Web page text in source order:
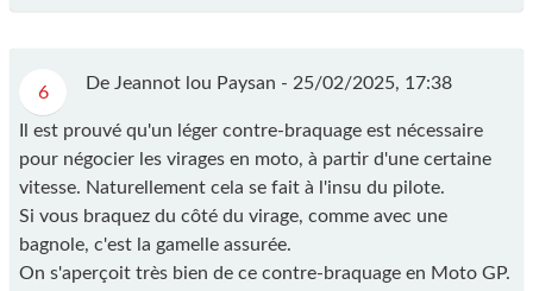
6 De Jeannot lou Paysan - 25/02/2025, 17:38
Il est prouvé qu'un léger contre-braquage est nécessaire
pour négocier les virages en moto, à partir d'une certaine
vitesse. Naturellement cela se fait à l'insu du pilote.
Si vous braquez du côté du virage, comme avec une
bagnole, c'est la gamelle assurée.
On s'aperçoit très bien de ce contre-braquage en Moto GP.